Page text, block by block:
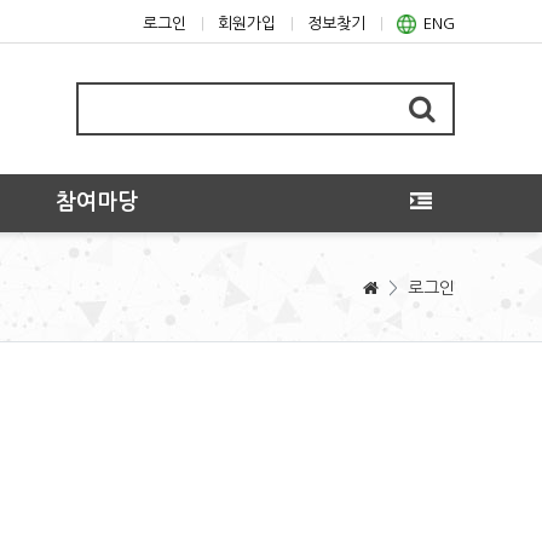
로그인 회원가입 정보찾기 ENG
참여마당
> 로그인